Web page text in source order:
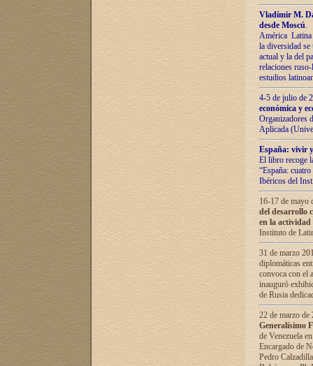
Vladímir М.
desde Moscú.
América Latina
la diversidad
actual у lа del
relaciones
estudios
4-5 de julio de
económica y
Organizadores
Aplicada
España: vivir
El libro recoge
“España:
Ibéricos del
16-17 de mayo
del desarrollo
en la
Instituto de
31 de marzo
diplomáticas
convoca con el
inauguró
de Rusia
22 de marzo
Generalísimo
de Venezuela
Encargado de
Pedro